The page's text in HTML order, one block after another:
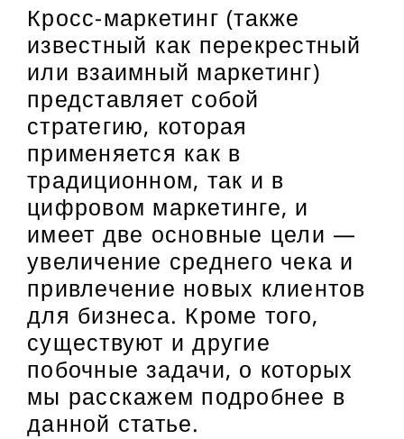
Кросс-маркетинг (также
известный как перекрестный
или взаимный маркетинг)
представляет собой
стратегию, которая
применяется как в
традиционном, так и в
цифровом маркетинге, и
имеет две основные цели —
увеличение среднего чека и
привлечение новых клиентов
для бизнеса. Кроме того,
существуют и другие
побочные задачи, о которых
мы расскажем подробнее в
данной статье.